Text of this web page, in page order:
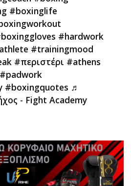
#boxinglife
#hardwork
#trainingmood
#περιστέρι #athens
#padwork
#boxingquotes ♬
- Fight Academy